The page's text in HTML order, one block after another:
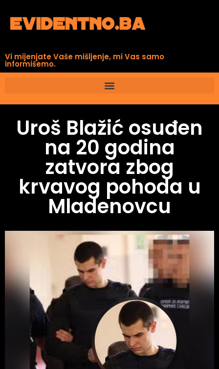
Vi mijenjate Vaše mišljenje, mi Vas samo
informišemo.
Uroš Blažić osuđen
na 20 godina
zatvora zbog
krvavog pohoda u
Mladenovcu